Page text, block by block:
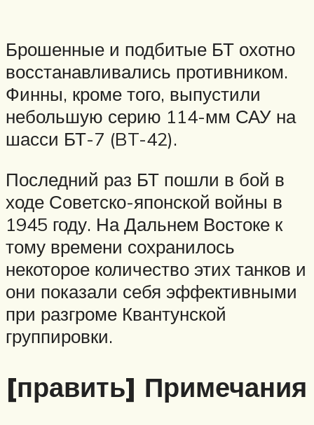
Брошенные и подбитые БТ охотно
восстанавливались противником.
Финны, кроме того, выпустили
небольшую серию 114-мм САУ на
шасси БТ-7 (BT-42).
Последний раз БТ пошли в бой в
ходе Советско-японской войны в
1945 году. На Дальнем Востоке к
тому времени сохранилось
некоторое количество этих танков и
они показали себя эффективными
при разгроме Квантунской
группировки.
[править] Примечания